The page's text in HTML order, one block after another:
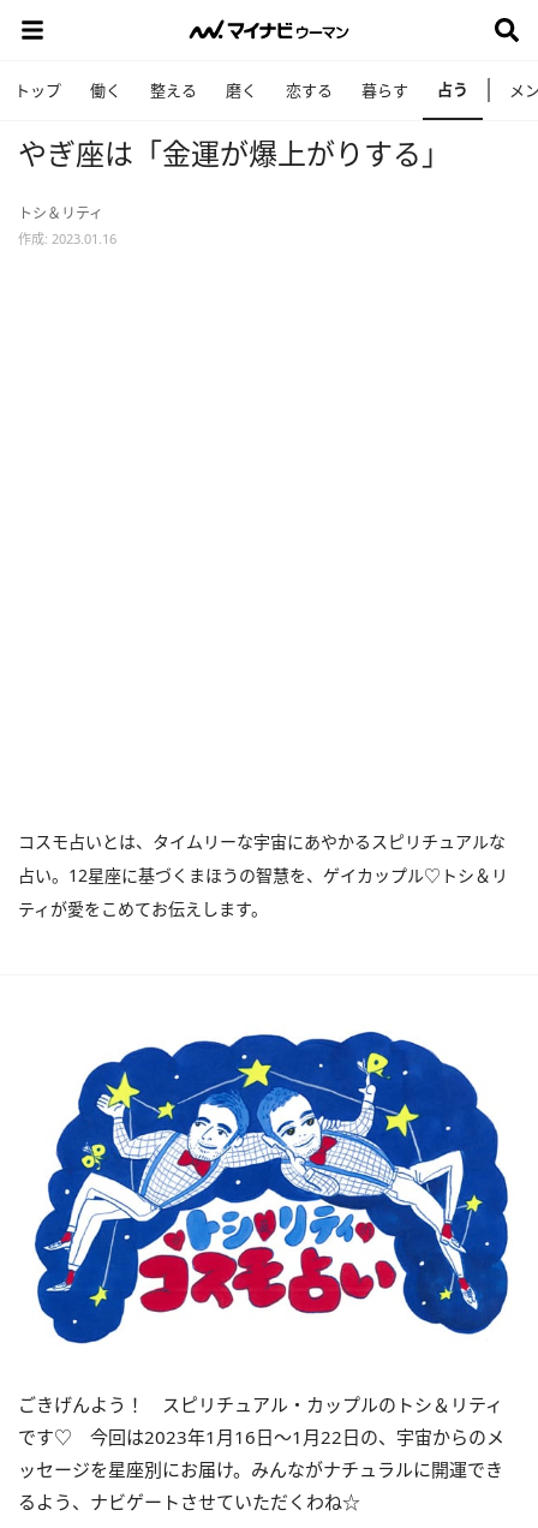
トップ 働く 整える 磨く 恋する 暮らす 占う メ
やぎ座は「金運が爆上がりする」
トシ＆リティ
作成: 2023.01.16
コスモ占いとは、タイムリーな宇宙にあやかるスピリチュアルな
占い。12星座に基づくまほうの智慧を、ゲイカップル♡トシ＆リ
ティが愛をこめてお伝えします。
ごきげんよう！ スピリチュアル・カップルのトシ＆リティ
です♡ 今回は2023年1月16日〜1 月22日の、宇宙からのメ
ッセージを星座別にお届け。みんながナチュラルに開運でき
るよう、ナビゲートさせていただくわね☆